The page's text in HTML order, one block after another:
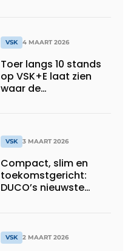
VSK 4 MAART 2026
Toer langs 10 stands
op VSK+E laat zien
waar de
VSK 3 MAART 2026
Compact, slim en
toekomstgericht:
DUCO’s nieuwste
VSK 2 MAART 2026